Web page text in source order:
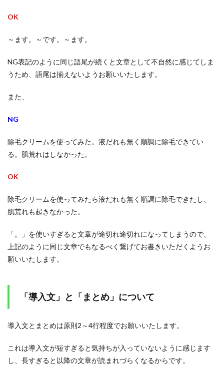
OK
～ます。～です。～ます。
NG表記のように同じ語尾が続くと文章として不自然に感じてしま
うため、語尾は揃えないようお願いいたします。
また、
NG
除毛クリームを使ってみた。液だれも無く順調に除毛できてい
る。肌荒れはしなかった。
OK
除毛クリームを使ってみたら液だれも無く順調に除毛できたし、
肌荒れも起きなかった。
「。」を使いすぎると文章が途切れ途切れになってしまうので、
上記のように同じ文章でもなるべく繋げてお書きいただくようお
願いいたします。
「導入文」と「まとめ」について
導入文とまとめは原則2～4行程度でお願いいたします。
これは導入文が短すぎると気持ちが入っていないように感じます
し、長すぎると以降の文章が読まれづらくなるからです。